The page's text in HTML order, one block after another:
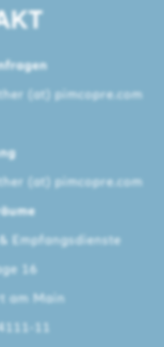
(at) pimcopre.com
(at) pimcopre.com
Empfangsdienste
16
am Main
11